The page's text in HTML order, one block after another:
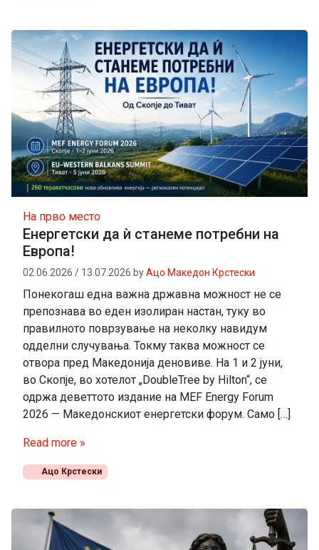
На прво место
Енергетски да ѝ станеме потребни на
Европа!
02.06.2026 / 13.07.2026 byАцо Македон Крстески
Понекогаш една важна државна можност не се
препознава во еден изолиран настан, туку во
правилното поврзување на неколку навидум
одделни случувања. Токму таква можност се
отвора пред Македонија деновиве. На 1 и 2 јуни,
во Скопје, во хотелот „DoubleTree by Hilton“, се
одржа деветтото издание на MEF Energy Forum
2026 — Македонскиот енергетски форум. Само […]
Read more »
Ацо Крстески